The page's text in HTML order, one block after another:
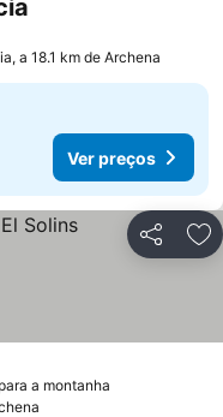
a 18.1 km de Archena
Ver preços
Partilhar
a montanha